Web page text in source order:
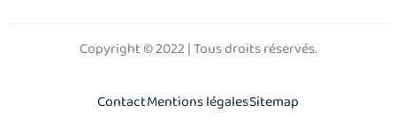
Copyright © 2022 | Tous droits réservés.
ContactMentions légalesSitemap